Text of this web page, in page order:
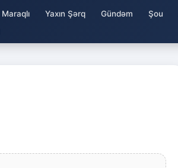
Maraqlı Yaxın Şərq Gündəm Şou